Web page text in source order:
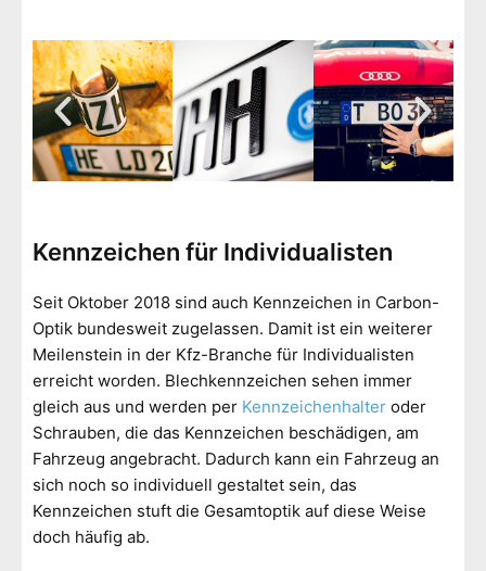
Kennzeichen für Individualisten
Seit Oktober 2018 sind auch Kennzeichen in Carbon-
Optik bundesweit zugelassen. Damit ist ein weiterer
Meilenstein in der Kfz-Branche für Individualisten
erreicht worden. Blechkennzeichen sehen immer
gleich aus und werden per Kennzeichenhalter oder
Schrauben, die das Kennzeichen beschädigen, am
Fahrzeug angebracht. Dadurch kann ein Fahrzeug an
sich noch so individuell gestaltet sein, das
Kennzeichen stuft die Gesamtoptik auf diese Weise
doch häufig ab.